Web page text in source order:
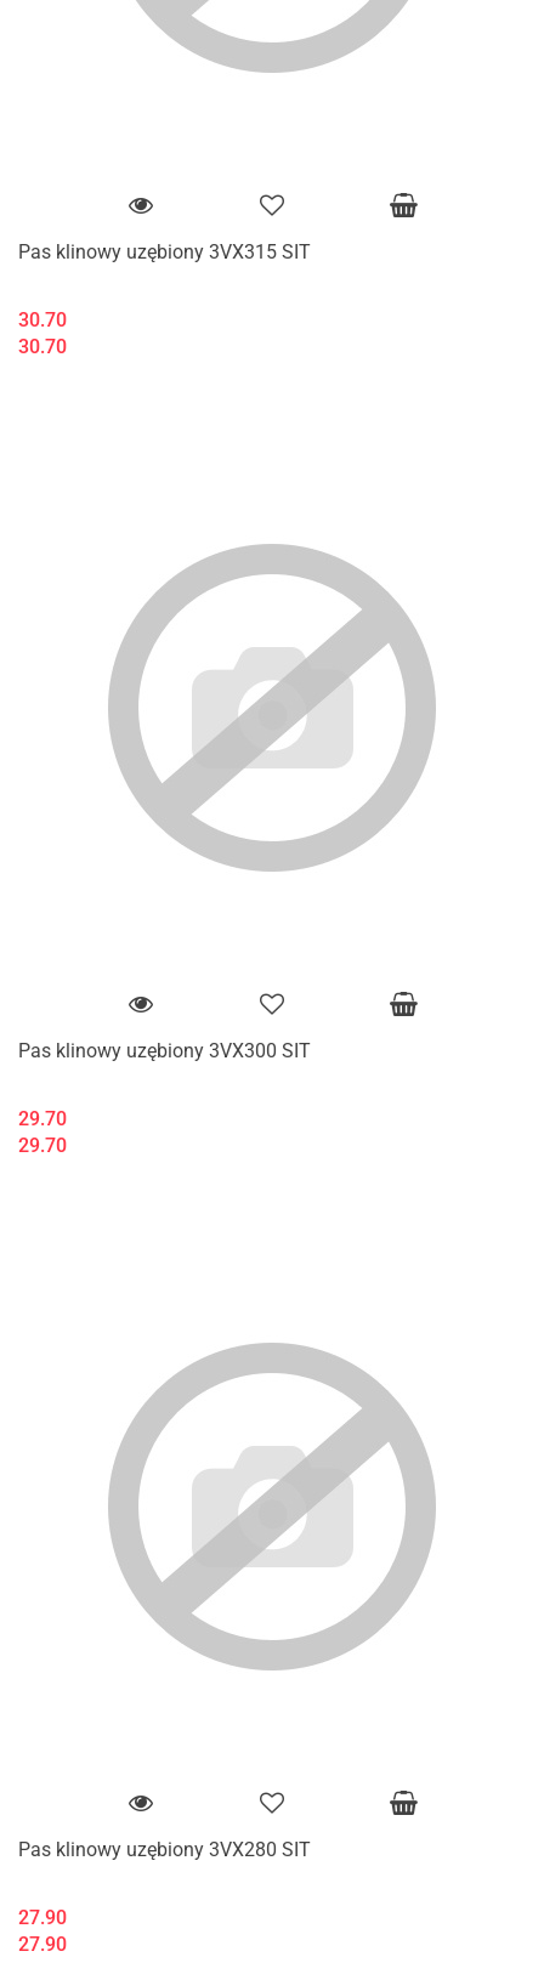
Pas klinowy uzębiony 3VX315 SIT
30.70
30.70
Pas klinowy uzębiony 3VX300 SIT
29.70
29.70
Pas klinowy uzębiony 3VX280 SIT
27.90
27.90